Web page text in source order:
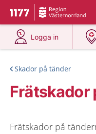
Till startsidan för 1177
Du har valt region
Logga in
på 1177.se
Skador på tänder
Frätskador
Frätskador på